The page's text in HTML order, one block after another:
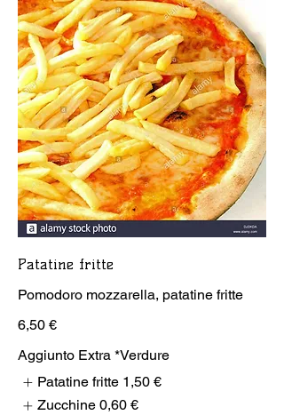
Patatine fritte
Pomodoro mozzarella, patatine fritte
6,50 €
Aggiunto Extra *Verdure
Patatine fritte 1,50 €
Zucchine 0,60 €